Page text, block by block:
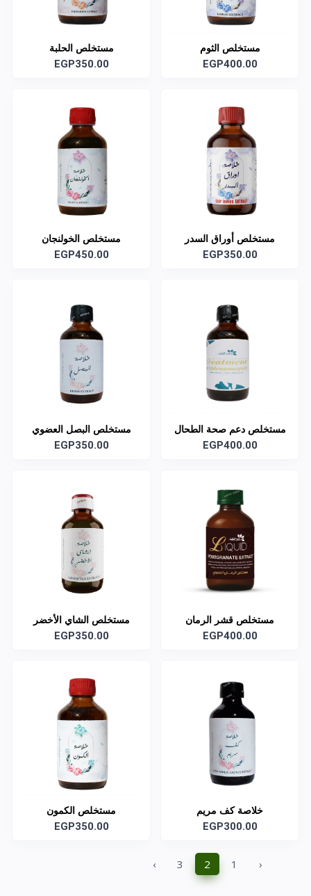
مستخلص الثوم
EGP400.00
مستخلص الحلبة
EGP350.00
مستخلص أوراق السدر
EGP350.00
مستخلص الخولنجان
EGP450.00
مستخلص دعم صحة الطحال
العضوي
EGP400.00
مستخلص البصل العضوي
EGP350.00
مستخلص قشر الرمان
EGP400.00
مستخلص الشاي الأخضر
EGP350.00
خلاصة كف مريم
EGP300.00
مستخلص الكمون
EGP350.00
‹
1
2
3
›